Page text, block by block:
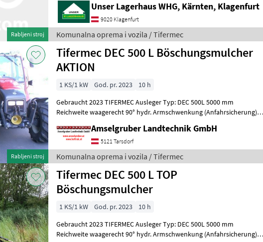
Rabljeni stroj
Unser Lagerhaus WHG, Kärnten, Klagenfurt
9020 Klagenfurt
Komunalna oprema i vozila / Tifermec
Rabljeni stroj
Tifermec DEC 500 L Böschungsmulcher
AKTION
1 KS/1 kW God. pr. 2023
10 h
Gebraucht 2023 TIFERMEC Ausleger Typ: DEC 500L 5000 mm
Reichweite waagerecht 90° hydr. Armschwenkung (Anfahrsicherung)
Amselgruber Landtechnik GmbH
5121 Tarsdorf
Komunalna oprema i vozila / Tifermec
Tifermec DEC 500 L TOP
Böschungsmulcher
1 KS/1 kW God. pr. 2023
10 h
Gebraucht 2023 TIFERMEC Ausleger Typ: DEC 500L 5000 mm
Reichweite waagerecht 90° hydr. Armschwenkung (Anfahrsicherung)